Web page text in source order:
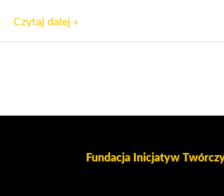
Czytaj dalej »
Fundacja Inicjatyw